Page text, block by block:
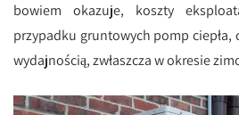
bowiem okazuje, koszty
przypadku gruntowych pomp ciepła,
wydajnością, zwłaszcza w okresie